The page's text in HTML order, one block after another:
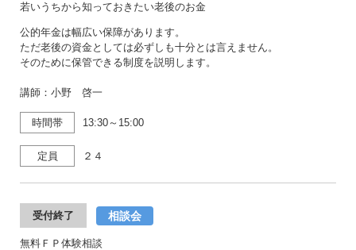
若いうちから知っておきたい老後のお金
公的年金は幅広い保障があります。
ただ老後の資金としては必ずしも十分とは言えません。
そのために保管できる制度を説明します。
講師：小野 啓一
時間帯 13:30～15:00
定員 ２４
受付終了 相談会
無料ＦＰ体験相談